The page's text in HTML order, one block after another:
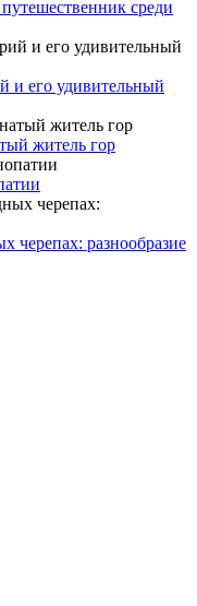
среди
и его удивительный
житель гор
черепах: разнообразие